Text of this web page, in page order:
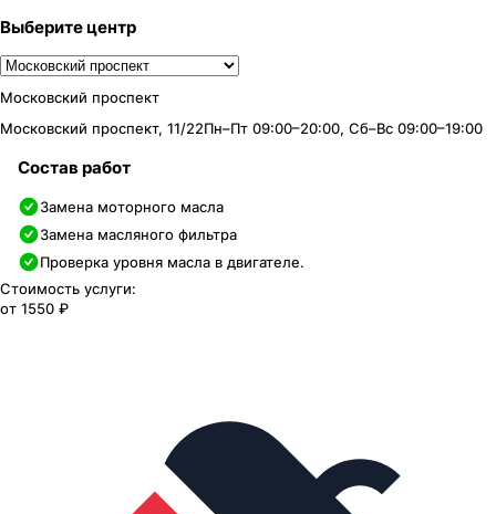
Выберите центр
Московский проспект
Московский проспект, 11/22Пн–Пт 09:00–20:00, Сб–Вс 09:00–19:00
Состав работ
Замена моторного масла
Замена масляного фильтра
Проверка уровня масла в двигателе.
Стоимость услуги:
от 1550 ₽